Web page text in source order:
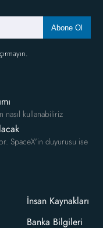
Abone Ol
nasıl kullanabiliriz
SpaceX'in duyurusu ise
İnsan Kaynakları
Banka Bilgileri